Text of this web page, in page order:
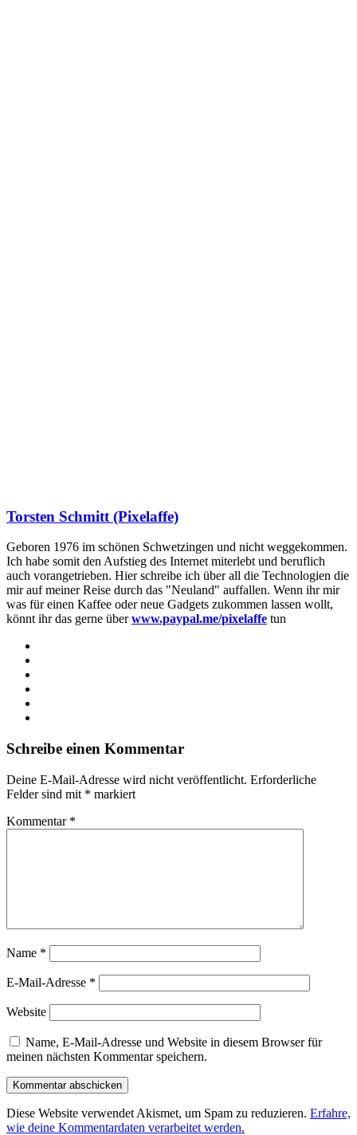
Torsten Schmitt (Pixelaffe)
Geboren 1976 im schönen Schwetzingen und nicht weggekommen.
Ich habe somit den Aufstieg des Internet miterlebt und beruflich
auch vorangetrieben. Hier schreibe ich über all die Technologien die
mir auf meiner Reise durch das "Neuland" auffallen. Wenn ihr mir
was für einen Kaffee oder neue Gadgets zukommen lassen wollt,
könnt ihr das gerne überwww.paypal.me/pixelaffe tun
Schreibe einen Kommentar
Deine E-Mail-Adresse wird nicht veröffentlicht. Erforderliche
Felder sind mit * markiert
Kommentar *
Name *
E-Mail-Adresse *
Website
Name, E-Mail-Adresse und Website in diesem Browser für
meinen nächsten Kommentar speichern.
Diese Website verwendet Akismet, um Spam zu reduzieren. Erfahre,
wie deine Kommentardaten verarbeitet werden.